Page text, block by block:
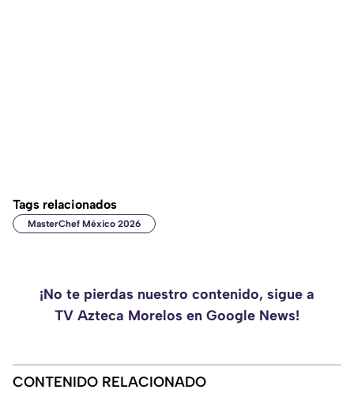
Tags relacionados
MasterChef México 2026
¡No te pierdas nuestro contenido, sigue a
TV Azteca Morelos en Google News!
CONTENIDO RELACIONADO